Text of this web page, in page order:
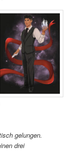
gelungen.
drei